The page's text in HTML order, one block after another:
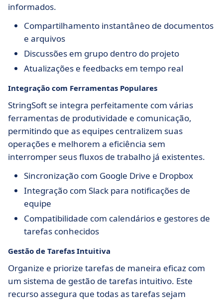
informados.
Compartilhamento instantâneo de documentos
e arquivos
Discussões em grupo dentro do projeto
Atualizações e feedbacks em tempo real
Integração com Ferramentas Populares
StringSoft se integra perfeitamente com várias
ferramentas de produtividade e comunicação,
permitindo que as equipes centralizem suas
operações e melhorem a eficiência sem
interromper seus fluxos de trabalho já existentes.
Sincronização com Google Drive e Dropbox
Integração com Slack para notificações de
equipe
Compatibilidade com calendários e gestores de
tarefas conhecidos
Gestão de Tarefas Intuitiva
Organize e priorize tarefas de maneira eficaz com
um sistema de gestão de tarefas intuitivo. Este
recurso assegura que todas as tarefas sejam